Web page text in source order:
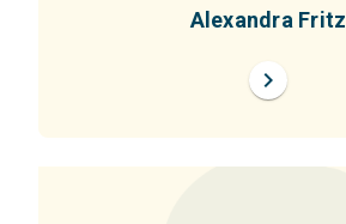
Alexandra Fritz
chevron_right